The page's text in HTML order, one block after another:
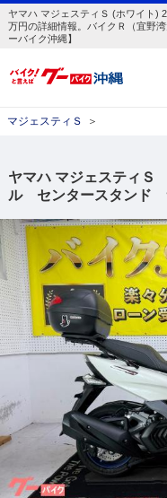
ヤマハ マジェスティＳ (ホワイト)
万円の詳細情報。バイクＲ（宜野
ーバイク沖縄】
マジェスティＳ ＞
ヤマハ マジェスティ
ル センタースタンド